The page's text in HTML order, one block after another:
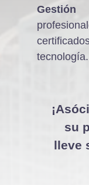
tecnología.
su
lleve